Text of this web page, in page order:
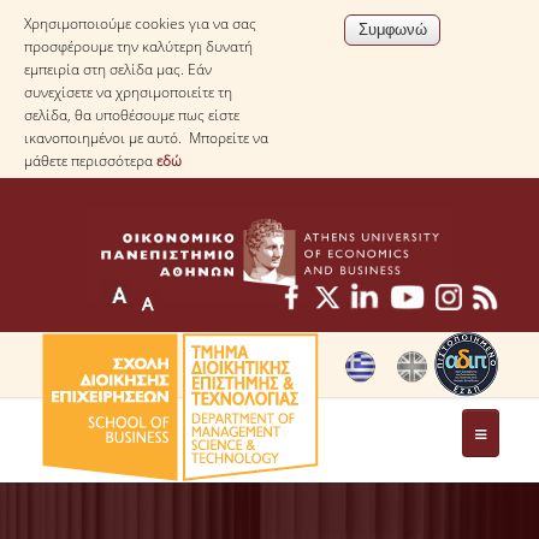
Χρησιμοποιούμε cookies για να σας
προσφέρουμε την καλύτερη δυνατή
εμπειρία στη σελίδα μας. Εάν
συνεχίσετε να χρησιμοποιείτε τη
σελίδα, θα υποθέσουμε πως είστε
ικανοποιημένοι με αυτό. Μπορείτε να
μάθετε περισσότεραεδώ
ΤΟ ΤΜΗΜΑ